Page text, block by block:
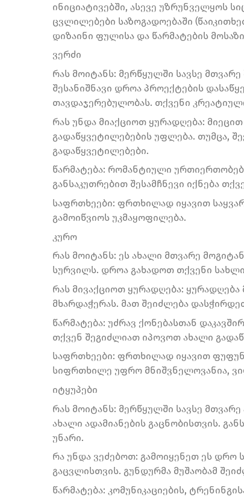
ინიციატივებში, ასევე უზრუნველყოს
ცვლილებები საზოგადოებაში
დიზაინი ფულისა და წარმატების
ვერძი
რას მოიტანს: მერწყულში სავსე
შესანიშნავი დროა პროექტების
თავდაჯერებულობას. თქვენი
რას უნდა მიაქციოთ ყურადღება:
გადაწყვეტილებების უფლება. თუმცა,
გადაწყვეტილებები.
წარმატება: რომანტიული
განსაკუთრებით შესამჩნევი იქნება
საფრთხეები: ფრთხილად იყავით
გამოიწვიოს უკმაყოფილება.
კურო
რას მოიტანს: ეს ახალი მთვარე
სურვილს. დროა გახადოთ თქვენი
რას მივაქციოთ ყურადღება: ყურადღება
მხარდაჭერას. მათ შეიძლება
წარმატება: უძრავ ქონებასთან
თქვენ შეგიძლიათ იპოვოთ ახალი
საფრთხეები: ფრთხილად იყავით
სიფრთხილე უფრო მნიშვნელოვანია,
იტყუპები
რას მოიტანს: მერწყულში სავსე
ახალი ადამიანების გაცნობისთვის.
უნარი.
რა უნდა ვეძებოთ: გამოიყენეთ ეს დრო
გაცვლისთვის. გუნდურმა მუშაობამ
წარმატება: კომუნიკაციების,